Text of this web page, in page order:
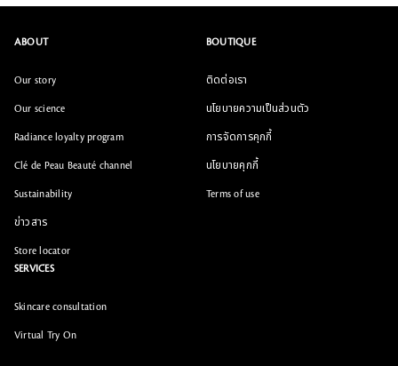
ABOUT
Our story
Our science
Radiance loyalty program
Clé de Peau Beauté channel
Sustainability
ข่าวสาร
Store locator
BOUTIQUE
ติดต่อเรา
นโยบายความเป็นส่วนตัว
การจัดการคุกกี้
นโยบายคุกกี้
Terms of use
SERVICES
Skincare consultation
Virtual Try On